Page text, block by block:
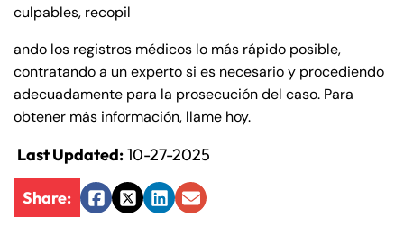
culpables, recopil
ando los registros médicos lo más rápido posible,
contratando a un experto si es necesario y procediendo
adecuadamente para la prosecución del caso. Para
obtener más información, llame hoy.
Last Updated:10-27-2025
Share:
Facebook
TwitterLinkedIn
Email